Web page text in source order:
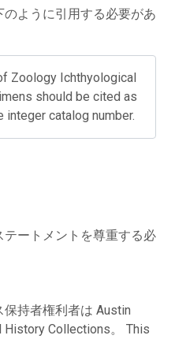
ように引用する必要があ
Zoology Ichthyological
should be cited as
integer catalog number.
ートメントを尊重する必
持者権利者は Austin
History Collections。 This